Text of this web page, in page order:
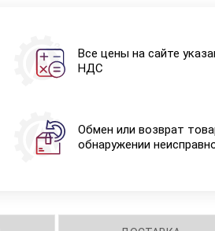
Все цены на сайте
НДС
Обмен или возврат
обнаружении